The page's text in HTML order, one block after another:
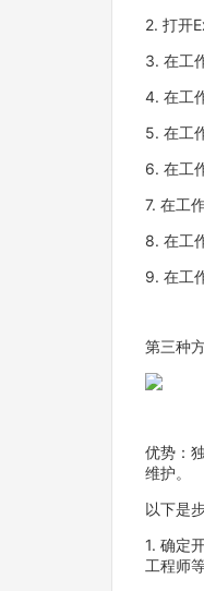
2. 打开
3. 在工
4. 在工
5. 在工
6. 在工
7. 在工
8. 在工
9. 在工
第三种
优势：
维护。
以下是
1. 确定
工程师等